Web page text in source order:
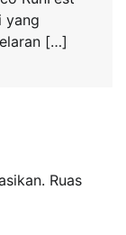
yang
[…]
Ruas